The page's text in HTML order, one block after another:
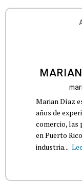
Marian Díaz
años de
comercio, las
en Puerto
industria...